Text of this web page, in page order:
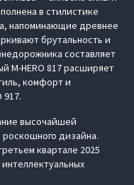
в стилистике
напоминающие древнее
брутальность и
составляет
M‑HERO 817 расширяет
комфорт и
917.
высочайшей
дизайна.
квартале 2025